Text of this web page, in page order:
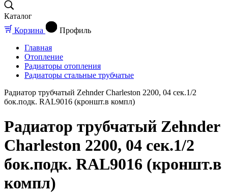
Каталог
Корзина
Профиль
Главная
Отопление
Радиаторы отопления
Радиаторы стальные трубчатые
Радиатор трубчатый Zehnder Charleston 2200, 04 сек.1/2
бок.подк. RAL9016 (кроншт.в компл)
Радиатор трубчатый Zehnder
Charleston 2200, 04 сек.1/2
бок.подк. RAL9016 (кроншт.в
компл)